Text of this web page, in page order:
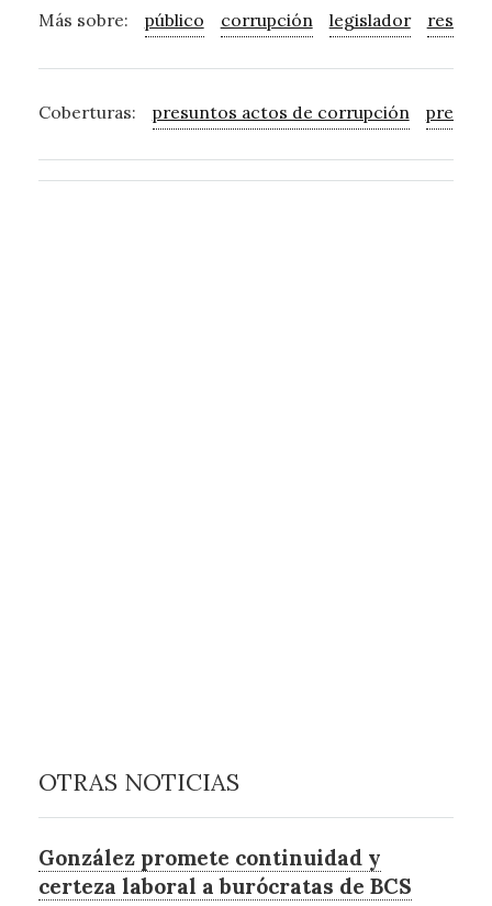
Más sobre: público corrupción legislador
Coberturas: presuntos actos de corrupción
OTRAS NOTICIAS
González promete continuidad y
certeza laboral a burócratas de BCS